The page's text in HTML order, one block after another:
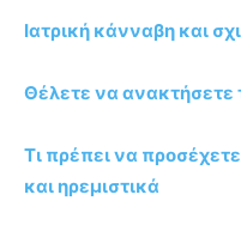
Ιατρική κάνναβη και
Θέλετε να ανακτήσετε
Τι πρέπει να
και ηρεμιστικά